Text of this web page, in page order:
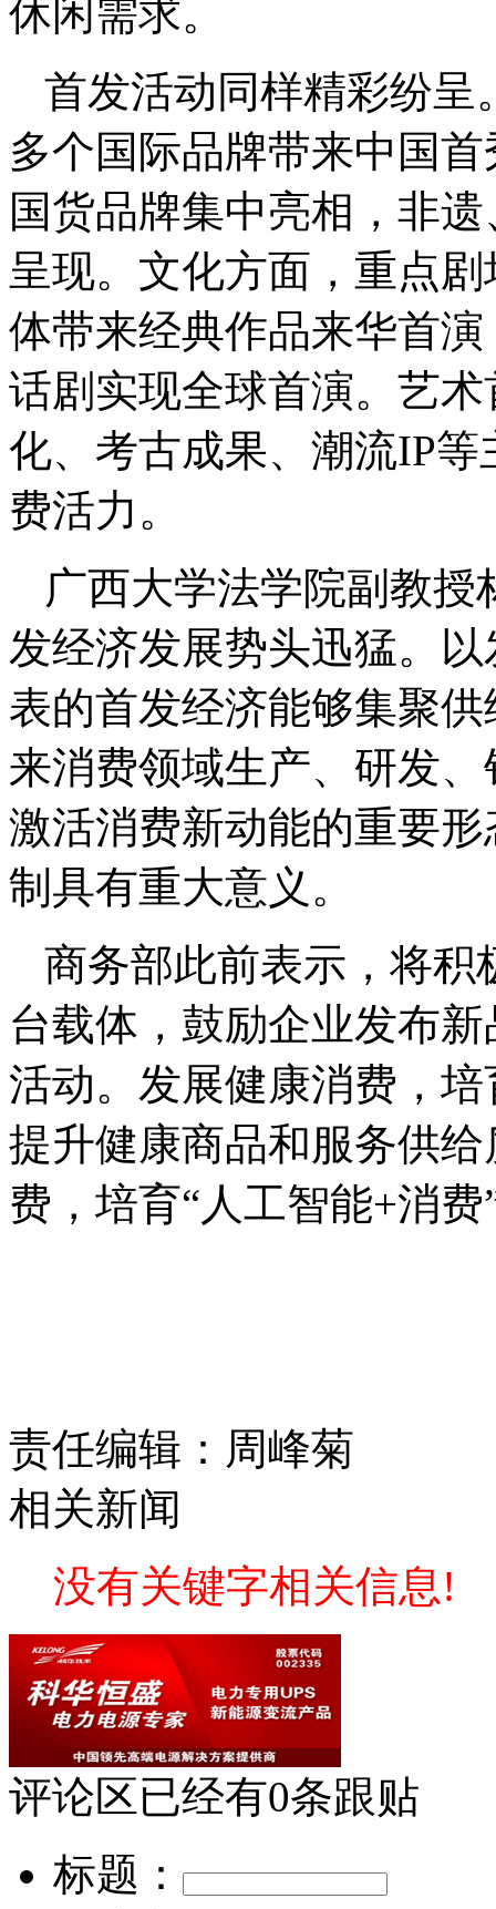
休闲需求。
首发活动同样精彩纷呈
多个国际品牌带来中国
国货品牌集中亮相，非
呈现。文化方面，重点
体带来经典作品来华首
话剧实现全球首演。艺
化、考古成果、潮流IP
费活力。
广西大学法学院副教
发经济发展势头迅猛。
表的首发经济能够集聚
来消费领域生产、研发
激活消费新动能的重要
制具有重大意义。
商务部此前表示，将积
台载体，鼓励企业发布
活动。发展健康消费，
提升健康商品和服务供
费，培育“人工智能+消
责任编辑：周峰菊
相关新闻
没有关键字相关信息!
评论区已经有0条跟贴
标题：